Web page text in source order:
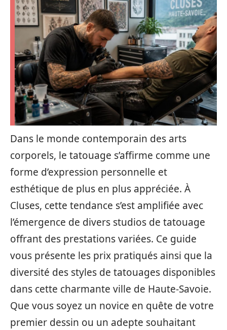
Dans le monde contemporain des arts
corporels, le tatouage s’affirme comme une
forme d’expression personnelle et
esthétique de plus en plus appréciée. À
Cluses, cette tendance s’est amplifiée avec
l’émergence de divers studios de tatouage
offrant des prestations variées. Ce guide
vous présente les prix pratiqués ainsi que la
diversité des styles de tatouages disponibles
dans cette charmante ville de Haute-Savoie.
Que vous soyez un novice en quête de votre
premier dessin ou un adepte souhaitant